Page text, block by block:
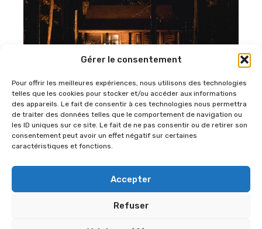
Gérer le consentement
Pour offrir les meilleures expériences, nous utilisons des technologies
telles que les cookies pour stocker et/ou accéder aux informations
des appareils. Le fait de consentir à ces technologies nous permettra
de traiter des données telles que le comportement de navigation ou
les ID uniques sur ce site. Le fait de ne pas consentir ou de retirer son
consentement peut avoir un effet négatif sur certaines
caractéristiques et fonctions.
Accepter
Refuser
Comment choisir une location camping pour cet
été ?
Qui sommes-nous ?
Politique de confidentialité